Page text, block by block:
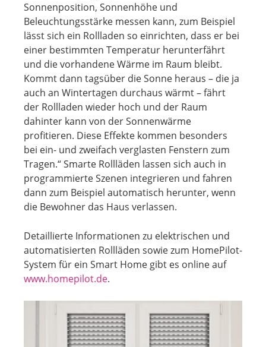
Sonnenposition, Sonnenhöhe und
Beleuchtungsstärke messen kann, zum Beispiel
lässt sich ein Rollladen so einrichten, dass er bei
einer bestimmten Temperatur herunterfährt
und die vorhandene Wärme im Raum bleibt.
Kommt dann tagsüber die Sonne heraus – die ja
auch an Wintertagen durchaus wärmt – fährt
der Rollladen wieder hoch und der Raum
dahinter kann von der Sonnenwärme
profitieren. Diese Effekte kommen besonders
bei ein- und zweifach verglasten Fenstern zum
Tragen.“ Smarte Rollläden lassen sich auch in
programmierte Szenen integrieren und fahren
dann zum Beispiel automatisch herunter, wenn
die Bewohner das Haus verlassen.
Detaillierte Informationen zu elektrischen und
automatisierten Rollläden sowie zum HomePilot-
System für ein Smart Home gibt es online auf
www.homepilot.de.